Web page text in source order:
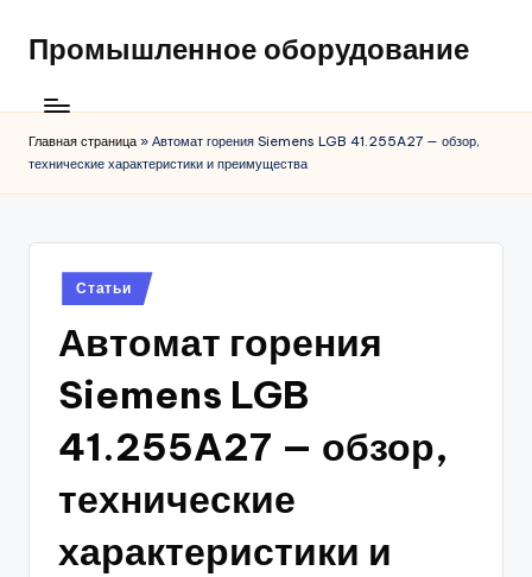
Промышленное оборудование
Главная страница » Автомат горения Siemens LGB 41.255A27 — обзор,
технические характеристики и преимущества
Posted
in
Статьи
Автомат горения
Siemens LGB
41.255A27 — обзор,
технические
характеристики и